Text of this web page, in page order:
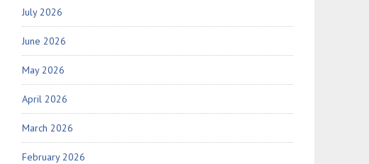
July 2026
June 2026
May 2026
April 2026
March 2026
February 2026